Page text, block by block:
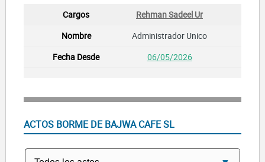
Rehman Sadeel Ur
Administrador Unico
06/05/2026
ACTOS BORME DE BAJWA CAFE SL